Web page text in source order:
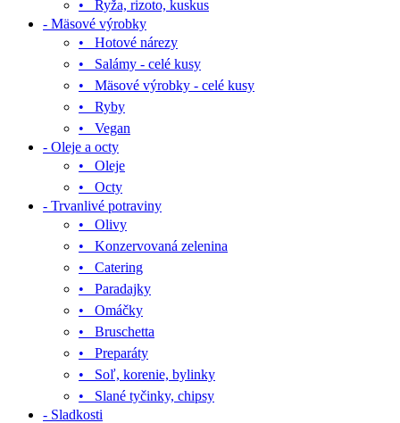
• Ryža, rizoto, kuskus
- Mäsové výrobky
• Hotové nárezy
• Salámy - celé kusy
• Mäsové výrobky - celé kusy
• Ryby
• Vegan
- Oleje a octy
• Oleje
• Octy
- Trvanlivé potraviny
• Olivy
• Konzervovaná zelenina
• Catering
• Paradajky
• Omáčky
• Bruschetta
• Preparáty
• Soľ, korenie, bylinky
• Slané tyčinky, chipsy
- Sladkosti